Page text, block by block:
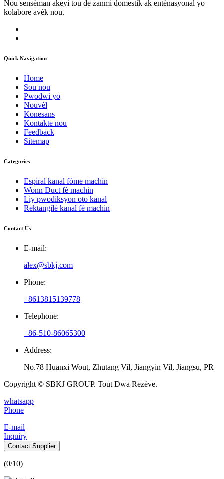
Nou sensèman akeyi tou de zanmi domestik ak entènasyonal yo
kolabore avèk nou.
Quick Navigation
Home
Sou nou
Pwodwi yo
Nouvèl
Konesans
Kontakte nou
Feedback
Sitemap
Categories
Espiral kanal fòme machin
Wonn Duct fè machin
Liy pwodiksyon oto kanal
Rektangilè kanal fè machin
Contact Us
E-mail:
alex@sbkj.com
Phone:
+8613815139778
Telephone:
+86-510-86065300
Address:
No.78 Huanxi Wout, Zhutang Vil, Jiangyin Vil, Jiangsu, PR
Copyright © SBKJ GROUP. Tout Dwa Rezève.
whatsapp
Phone
E-mail
Inquiry
Contact Supplier
(0/10)